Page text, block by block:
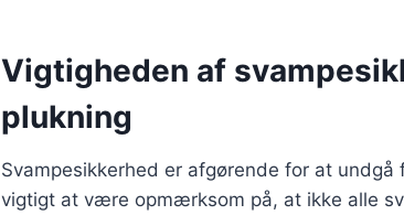
Vigtigheden af
plukning
Svampesikkerhed er afgørende for at
vigtigt at være opmærksom på, at ikke alle